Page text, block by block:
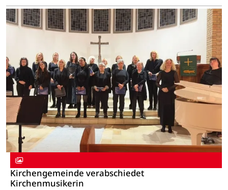
Kirchengemeinde verabschiedet
Kirchenmusikerin